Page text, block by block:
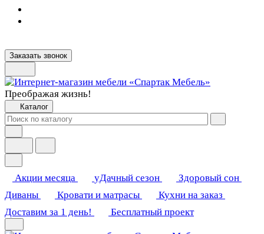
Заказать звонок
Преображая жизнь!
Каталог
Акции месяца уДачный сезон
Здоровый сон
Диваны
Кровати и матрасы
Кухни на заказ
Доставим за 1 день!
Бесплатный проект